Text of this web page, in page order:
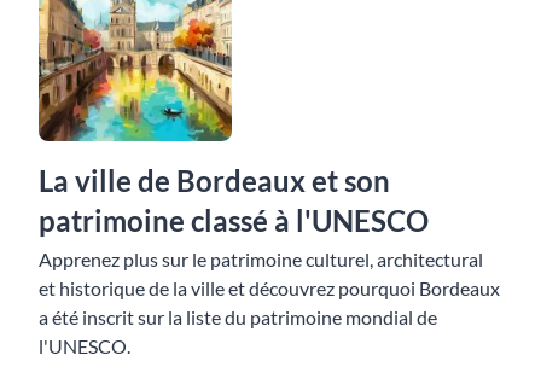
La ville de Bordeaux et son
patrimoine classé à l'UNESCO
Apprenez plus sur le patrimoine culturel, architectural
et historique de la ville et découvrez pourquoi Bordeaux
a été inscrit sur la liste du patrimoine mondial de
l'UNESCO.